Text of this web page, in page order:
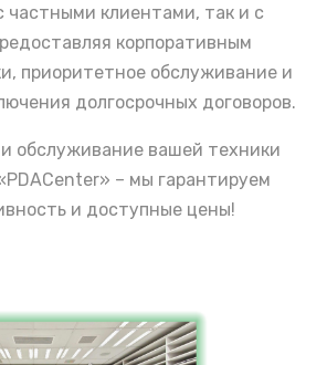
частными клиентами, так и с
корпоративным
приоритетное обслуживание и
долгосрочных договоров.
обслуживание вашей техники
– мы гарантируем
и доступные цены!